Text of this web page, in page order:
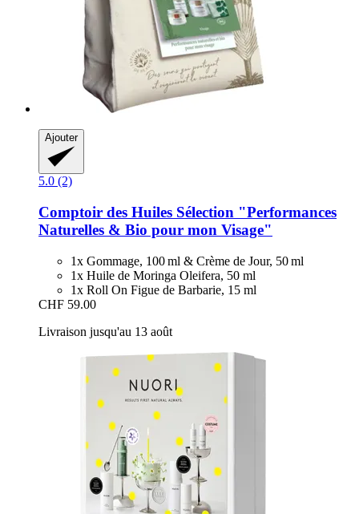
Ajouter
5.0 (2)
Comptoir des Huiles Sélection "Performances
Naturelles & Bio pour mon Visage"
1x Gommage, 100 ml & Crème de Jour, 50 ml
1x Huile de Moringa Oleifera, 50 ml
1x Roll On Figue de Barbarie, 15 ml
CHF 59.00
Livraison jusqu'au 13 août